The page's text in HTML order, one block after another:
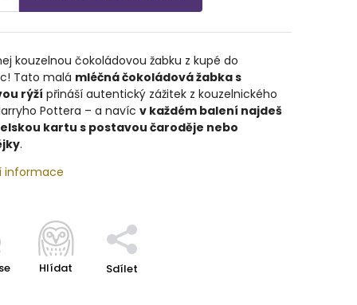
kouzelnou čokoládovou žabku z kupé do
Tato malá mléčná čokoládová žabka s
rýží přináší autentický zážitek z kouzelnického
Pottera – a navíc v každém balení najdeš
kartu s postavou čaroděje nebo
.
informace
Hlídat Sdílet